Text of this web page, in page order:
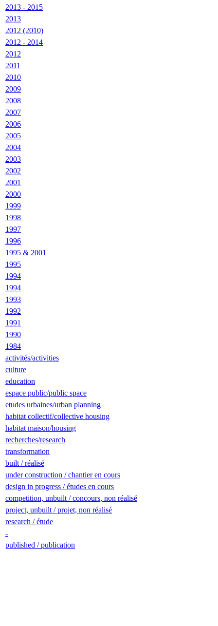
2013 - 2015
2013
2012 (2010)
2012 - 2014
2012
2011
2010
2009
2008
2007
2006
2005
2004
2003
2002
2001
2000
1999
1998
1997
1996
1995 & 2001
1995
1994
1994
1993
1992
1991
1990
1984
activités/activities
culture
education
espace public/public space
etudes urbaines/urban planning
habitat collectif/collective housing
habitat maison/housing
recherches/research
transformation
built / réalisé
under construction / chantier en cours
design in progress / études en cours
competition, unbuilt / concours, non réalisé
project, unbuilt / projet, non réalisé
research / étude
-
published / publication